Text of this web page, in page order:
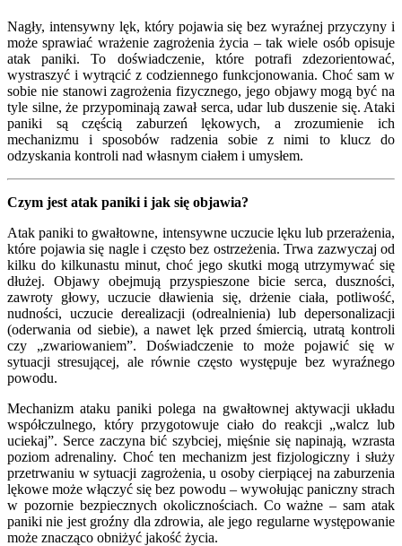
Nagły, intensywny lęk, który pojawia się bez wyraźnej przyczyny i
może sprawiać wrażenie zagrożenia życia – tak wiele osób opisuje
atak paniki. To doświadczenie, które potrafi zdezorientować,
wystraszyć i wytrącić z codziennego funkcjonowania. Choć sam w
sobie nie stanowi zagrożenia fizycznego, jego objawy mogą być na
tyle silne, że przypominają zawał serca, udar lub duszenie się. Ataki
paniki są częścią zaburzeń lękowych, a zrozumienie ich
mechanizmu i sposobów radzenia sobie z nimi to klucz do
odzyskania kontroli nad własnym ciałem i umysłem.
Czym jest atak paniki i jak się objawia?
Atak paniki to gwałtowne, intensywne uczucie lęku lub przerażenia,
które pojawia się nagle i często bez ostrzeżenia. Trwa zazwyczaj od
kilku do kilkunastu minut, choć jego skutki mogą utrzymywać się
dłużej. Objawy obejmują przyspieszone bicie serca, duszności,
zawroty głowy, uczucie dławienia się, drżenie ciała, potliwość,
nudności, uczucie derealizacji (odrealnienia) lub depersonalizacji
(oderwania od siebie), a nawet lęk przed śmiercią, utratą kontroli
czy „zwariowaniem”. Doświadczenie to może pojawić się w
sytuacji stresującej, ale równie często występuje bez wyraźnego
powodu.
Mechanizm ataku paniki polega na gwałtownej aktywacji układu
współczulnego, który przygotowuje ciało do reakcji „walcz lub
uciekaj”. Serce zaczyna bić szybciej, mięśnie się napinają, wzrasta
poziom adrenaliny. Choć ten mechanizm jest fizjologiczny i służy
przetrwaniu w sytuacji zagrożenia, u osoby cierpiącej na zaburzenia
lękowe może włączyć się bez powodu – wywołując paniczny strach
w pozornie bezpiecznych okolicznościach. Co ważne – sam atak
paniki nie jest groźny dla zdrowia, ale jego regularne występowanie
może znacząco obniżyć jakość życia.